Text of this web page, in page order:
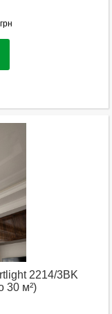
грн
2214/3BK
30 м²)